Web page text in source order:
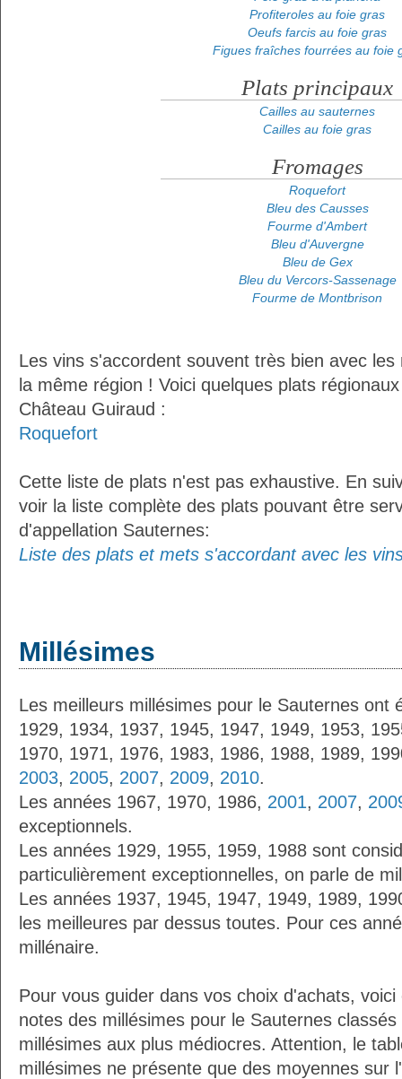
Profiteroles au foie gras
Oeufs farcis au foie gras
Figues fraîches fourrées au foie
Plats principaux
Cailles au sauternes
Cailles au foie gras
Fromages
Roquefort
Bleu des Causses
Fourme d'Ambert
Bleu d'Auvergne
Bleu de Gex
Bleu du Vercors-Sassenage
Fourme de Montbrison
Les vins s'accordent souvent très bien avec
la même région ! Voici quelques plats
Château Guiraud :
Roquefort
Cette liste de plats n'est pas exhaustive. En
voir la liste complète des plats pouvant être
d'appellation Sauternes:
Liste des plats et mets s'accordant avec les
Millésimes
Les meilleurs millésimes pour le Sauternes ont
1929, 1934, 1937, 1945, 1947, 1949, 1953,
1970, 1971, 1976, 1983, 1986, 1988, 1989,
2003, 2005, 2007, 2009, 2010.
Les années 1967, 1970, 1986, 2001, 2007,
exceptionnels.
Les années 1929, 1955, 1959, 1988 sont
particulièrement exceptionnelles, on parle de
Les années 1937, 1945, 1947, 1949, 1989,
les meilleures par dessus toutes. Pour ces
millénaire.
Pour vous guider dans vos choix d'achats,
notes des millésimes pour le Sauternes
millésimes aux plus médiocres. Attention, le
millésimes ne présente que des moyennes sur